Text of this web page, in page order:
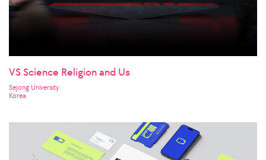
VS Science Religion and Us
Sejong University
Korea